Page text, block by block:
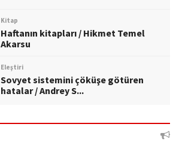
Kitap
Haftanın kitapları / Hikmet Temel
Akarsu
Eleştiri
Sovyet sistemini çöküşe götüren
hatalar / Andrey S...